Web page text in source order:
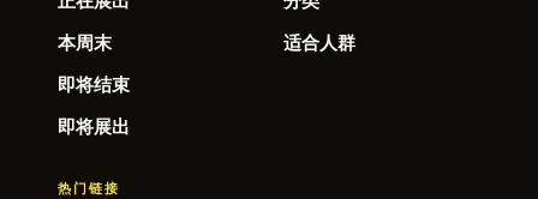
本周末
即将结束
即将展出
适合人群
热门链接